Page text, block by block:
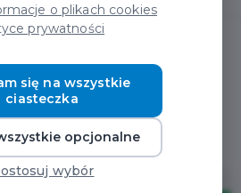
i warunki
o plikach cookies
prywatności
się na wszystkie
ciasteczka
opcjonalne
wybór